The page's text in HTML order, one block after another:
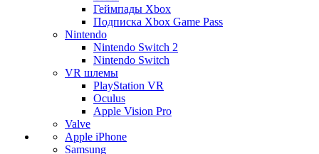
Геймпады Xbox
Подписка Xbox Game Pass
Nintendo
Nintendo Switch 2
Nintendo Switch
VR шлемы
PlayStation VR
Oculus
Apple Vision Pro
Valve
Apple iPhone
Samsung